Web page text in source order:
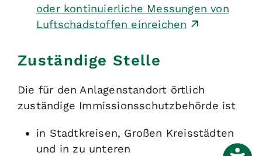
oder kontinuierliche Messungen von
Luftschadstoffen einreichen
Zuständige Stelle
Die für den Anlagenstandort örtlich
zuständige Immissionsschutzbehörde ist
in Stadtkreisen, Großen Kreisstädten
und in zu unteren